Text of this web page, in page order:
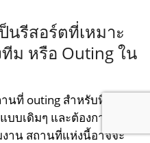
นรีสอร์ตที่เหมาะ
ม หรือ Outing ใน
นที่ outing สำหรับทีมงาน
บเดิมๆ และต้องการสร้าง
าน สถานที่แห่งนี้อาจจะ